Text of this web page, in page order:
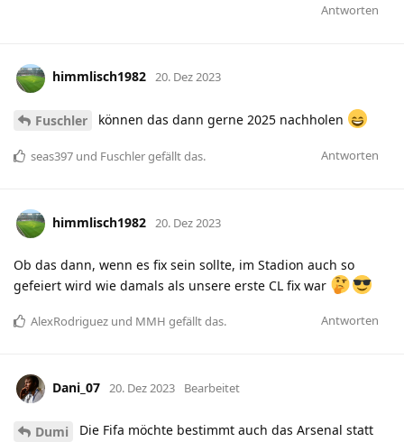
Antworten
himmlisch1982 20. Dez 2023
Fuschler können das dann gerne 2025 nachholen
Antworten
seas397 und Fuschlergefällt das.
himmlisch1982 20. Dez 2023
Ob das dann, wenn es fix sein sollte, im Stadion auch so
gefeiert wird wie damals als unsere erste CL fix war
Antworten
AlexRodriguez und MMH gefällt das.
Dani_07 20. Dez 2023 Bearbeitet
Dumi
Die Fifa möchte bestimmt auch das Arsenal statt